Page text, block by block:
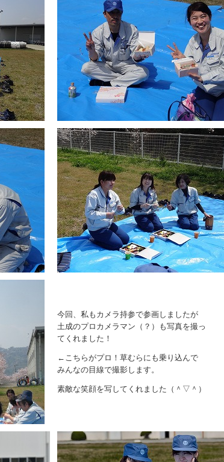
今回、私もカメラ持参で参画しましたが
土成のプロカメラマン（？）も写真を撮っ
てくれました！
←こちらがプロ！草むらにも乗り込んで
みんなの目線で撮影します。
素敵な笑顔を写してくれました（＾▽＾）